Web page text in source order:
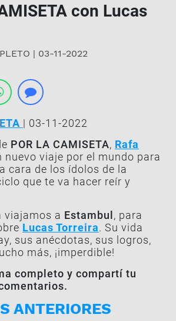
con Lucas
| 03-11-2022
| 03-11-2022
POR LA CAMISETA, Rafa
nuevo viaje por el mundo para
cara de los ídolos de la
que te va hacer reír y
viajamos a Estambul , para
Lucas Torreira. Su vida
sus anécdotas, sus logros,
más, ¡imperdible!
completo y compartí tu
ANTERIORES
| 12-06